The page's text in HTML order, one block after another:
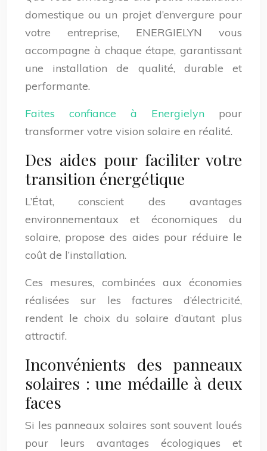
domestique ou un projet d’envergure pour
votre entreprise, ENERGIELYN vous
accompagne à chaque étape, garantissant
une installation de qualité, durable et
performante.
Faites confiance à Energielyn pour
transformer votre vision solaire en réalité.
Des aides pour faciliter votre
transition énergétique
L’État, conscient des avantages
environnementaux et économiques du
solaire, propose des aides pour réduire le
coût de l’installation.
Ces mesures, combinées aux économies
réalisées sur les factures d’électricité,
rendent le choix du solaire d’autant plus
attractif.
Inconvénients des panneaux
solaires : une médaille à deux
faces
Si les panneaux solaires sont souvent loués
pour leurs avantages écologiques et